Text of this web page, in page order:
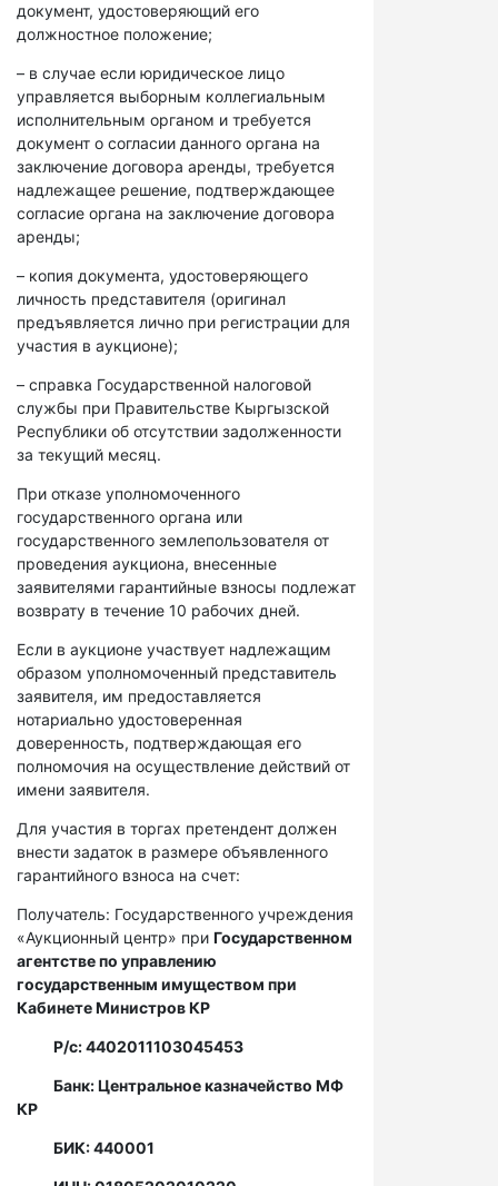
документ, удостоверяющий его
должностное положение;
– в случае если юридическое лицо
управляется выборным коллегиальным
исполнительным органом и требуется
документ о согласии данного органа на
заключение договора аренды, требуется
надлежащее решение, подтверждающее
согласие органа на заключение договора
аренды;
– копия документа, удостоверяющего
личность представителя (оригинал
предъявляется лично при регистрации для
участия в аукционе);
– справка Государственной налоговой
службы при Правительстве Кыргызской
Республики об отсутствии задолженности
за текущий месяц.
При отказе уполномоченного
государственного органа или
государственного землепользователя от
проведения аукциона, внесенные
заявителями гарантийные взносы подлежат
возврату в течение 10 рабочих дней.
Если в аукционе участвует надлежащим
образом уполномоченный представитель
заявителя, им предоставляется
нотариально удостоверенная
доверенность, подтверждающая его
полномочия на осуществление действий от
имени заявителя.
Для участия в торгах претендент должен
внести задаток в размере объявленного
гарантийного взноса на счет:
Получатель: Государственного учреждения
«Аукционный центр» при Государственном
агентстве по управлению
государственным имуществом при
Кабинете Министров КР
Р/с: 4402011103045453
Банк: Центральное казначейство МФ
КР
БИК: 440001